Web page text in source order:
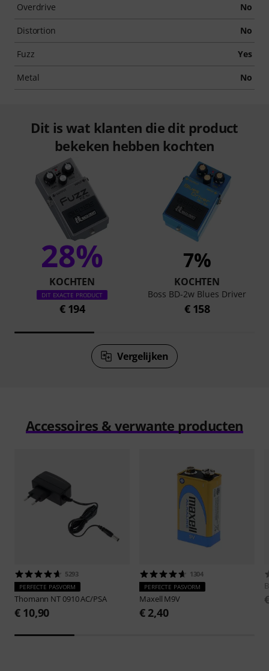
Overdrive No
Distortion No
Fuzz Yes
Metal No
Dit is wat klanten die dit product
bekeken hebben kochten
28%
KOCHTEN
DIT EXACTE PRODUCT
€ 194
7%
KOCHTEN
Boss BD-2w Blues Driver
€ 158
Vergelijken
Accessoires & verwante producten
5293
PERFECTE PASVORM
Thomann NT 0910 AC/PSA
€ 10,90
1304
PERFECTE PASVORM
Maxell M9V
€ 2,40